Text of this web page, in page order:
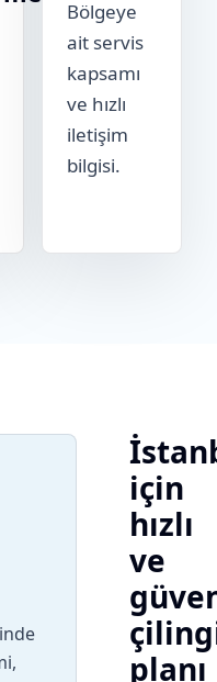
Bölgeye
ait servis
kapsamı
ve hızlı
iletişim
bilgisi.
için
hızlı
ve
planı